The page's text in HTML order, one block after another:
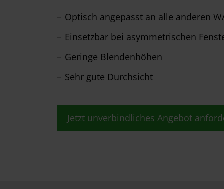
Optisch angepasst an alle anderen
Einsetzbar bei asymmetrischen
Geringe Blendenhöhen
Sehr gute Durchsicht
Jetzt unverbindliches Angebot